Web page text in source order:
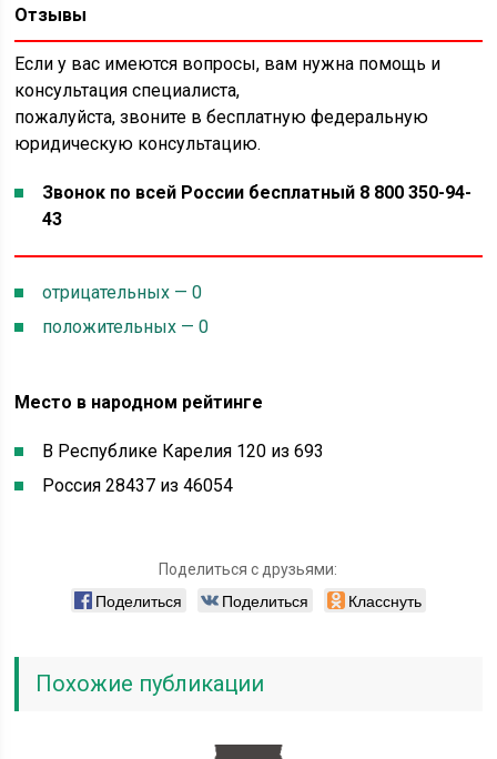
Отзывы
Если у вас имеются вопросы, вам нужна помощь и
консультация специалиста,
пожалуйста, звоните в бесплатную федеральную
юридическую консультацию.
Звонок по всей России бесплатный 8 800 350-94-
43
отрицательных — 0
положительных — 0
Место в народном рейтинге
В Республике Карелия 120 из 693
Россия 28437 из 46054
Поделиться с друзьями:
Поделиться Поделиться Класснуть
Похожие публикации